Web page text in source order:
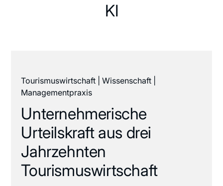
KI
Tourismuswirtschaft | Wissenschaft |
Managementpraxis
Unternehmerische
Urteilskraft aus drei
Jahrzehnten
Tourismuswirtschaft